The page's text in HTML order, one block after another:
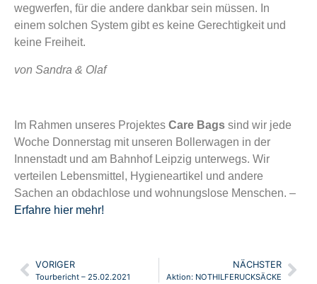
wegwerfen, für die andere dankbar sein müssen. In
einem solchen System gibt es keine Gerechtigkeit und
keine Freiheit.
von Sandra & Olaf
Im Rahmen unseres Projektes Care Bags sind wir jede
Woche Donnerstag mit unseren Bollerwagen in der
Innenstadt und am Bahnhof Leipzig unterwegs. Wir
verteilen Lebensmittel, Hygieneartikel und andere
Sachen an obdachlose und wohnungslose Menschen. –
Erfahre hier mehr!
VORIGER
Tourbericht – 25.02.2021
NÄCHSTER
Aktion: NOTHILFERUCKSÄCKE